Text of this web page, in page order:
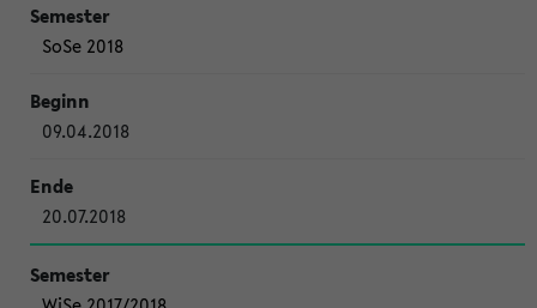
SoSe 2018
09.04.2018
20.07.2018